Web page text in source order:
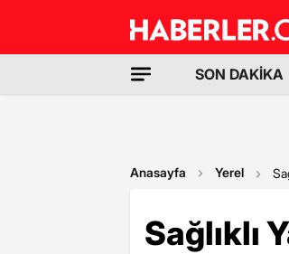
SON DAKİKA
Anasayfa Yerel
Sağlıklı